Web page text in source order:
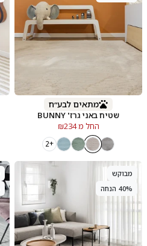
מתאים לבע״ח
שטיח באני גרז' BUNNY
החל מ ₪234
+2
מבוקש
40% הנחה